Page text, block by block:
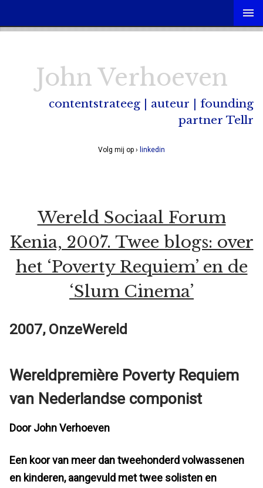
John Verhoeven
contentstrateeg | auteur | founding
partner Tellr
Volg mij op › linkedin
Wereld Sociaal Forum
Kenia, 2007. Twee blogs: over
het ‘Poverty Requiem’ en de
‘Slum Cinema’
2007, OnzeWereld
Wereldpremière Poverty Requiem
van Nederlandse componist
Door John Verhoeven
Een koor van meer dan tweehonderd volwassenen
en kinderen, aangevuld met twee solisten en